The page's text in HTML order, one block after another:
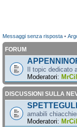
Messaggi senza risposta •
FORUM
Il topic dedicato
Moderatori:
DISCUSSIONI SULLA
amabili
Moderatori: